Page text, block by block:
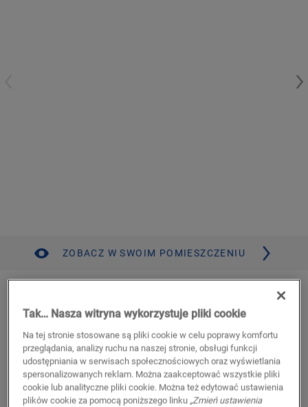
ZOBACZ W SWOIM POMIESZCZENIU
WINYL PRISTINE SGHBC20326
Autenyczne fazowanie
Opcje Mix & match w kolekcji Fuse lub Liv
Dożywotnia gwarancja na zastosowania mieszkalne
Kompatybilne z ogrzewaniem i chłodzeniem podłogowym
Wzór jodełki klasycznej
Tak… Nasza witryna wykorzystuje pliki cookie
Na tej stronie stosowane są pliki cookie w celu poprawy komfortu
przeglądania, analizy ruchu na naszej stronie, obsługi funkcji
udostępniania w serwisach społecznościowych oraz wyświetlania
spersonalizowanych reklam. Można zaakceptować wszystkie pliki
cookie lub analityczne pliki cookie. Można też edytować ustawienia
plików cookie za pomocą poniższego linku „Zmień ustawienia